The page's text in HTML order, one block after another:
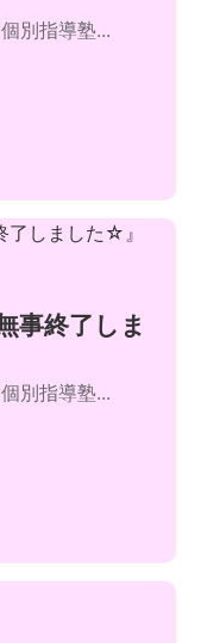
別指導塾...
事終了しま
別指導塾...